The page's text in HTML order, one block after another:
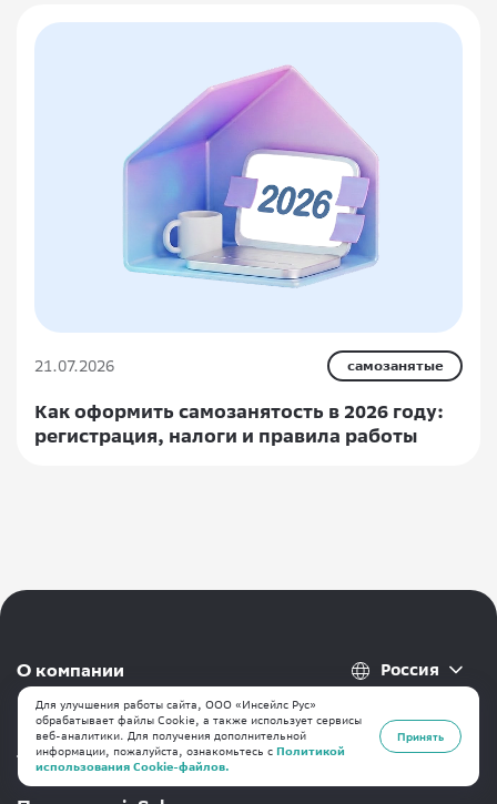
21.07.2026 самозанятые
Как оформить самозанятость в 2026 году:
регистрация, налоги и правила работы
О компании
Контакты
Тарифы
Россия
Для улучшения работы сайта, ООО «Инсейлс Рус»
обрабатывает файлы Cookie, а также использует сервисы
веб-аналитики. Для получения дополнительной
информации, пожалуйста, ознакомьтесь с Политикой
использования Cookie-файлов.
Принять